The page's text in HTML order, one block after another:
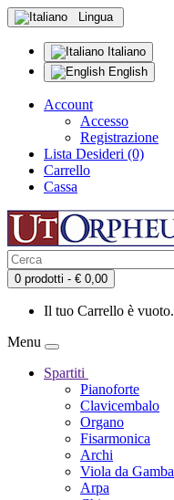
Lingua
Italiano
English
Account
Accesso
Registrazione
Lista Desideri (0)
Carrello
Cassa
0 prodotti - € 0,00
Il tuo Carrello è vuoto.
Menu
Spartiti
Pianoforte
Clavicembalo
Organo
Fisarmonica
Archi
Viola da Gamba
Arpa